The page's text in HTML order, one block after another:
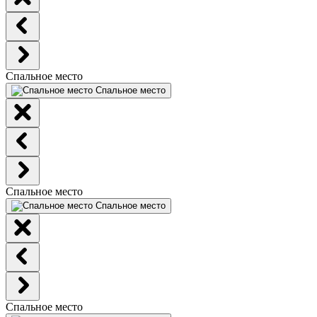
Спальное место
Спальное место
Спальное место
Спальное место
Спальное место